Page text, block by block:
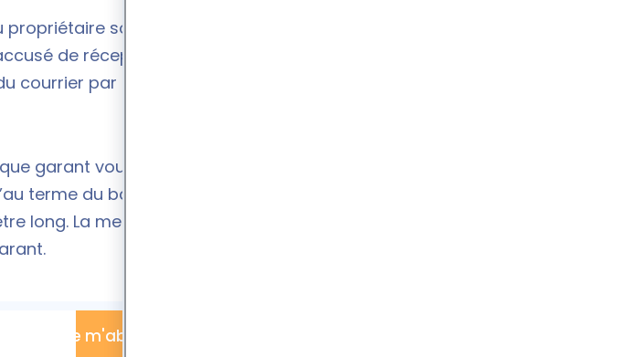
son souhait
de réception. À
courrier par le
garant vous
terme du bail, soit
long. La meilleure
Je m'abonne